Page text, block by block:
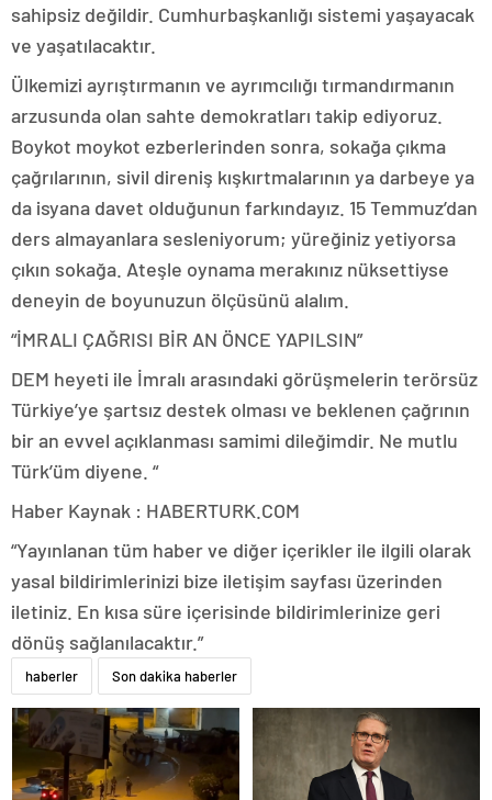
sahipsiz değildir. Cumhurbaşkanlığı sistemi yaşayacak
ve yaşatılacaktır.
Ülkemizi ayrıştırmanın ve ayrımcılığı tırmandırmanın
arzusunda olan sahte demokratları takip ediyoruz.
Boykot moykot ezberlerinden sonra, sokağa çıkma
çağrılarının, sivil direniş kışkırtmalarının ya darbeye ya
da isyana davet olduğunun farkındayız. 15 Temmuz’dan
ders almayanlara sesleniyorum; yüreğiniz yetiyorsa
çıkın sokağa. Ateşle oynama merakınız nüksettiyse
deneyin de boyunuzun ölçüsünü alalım.
“İMRALI ÇAĞRISI BİR AN ÖNCE YAPILSIN”
DEM heyeti ile İmralı arasındaki görüşmelerin terörsüz
Türkiye’ye şartsız destek olması ve beklenen çağrının
bir an evvel açıklanması samimi dileğimdir. Ne mutlu
Türk’üm diyene. “
Haber Kaynak : HABERTURK.COM
“Yayınlanan tüm haber ve diğer içerikler ile ilgili olarak
yasal bildirimlerinizi bize iletişim sayfası üzerinden
iletiniz. En kısa süre içerisinde bildirimlerinize geri
dönüş sağlanılacaktır.”
haberler Son dakika haberler